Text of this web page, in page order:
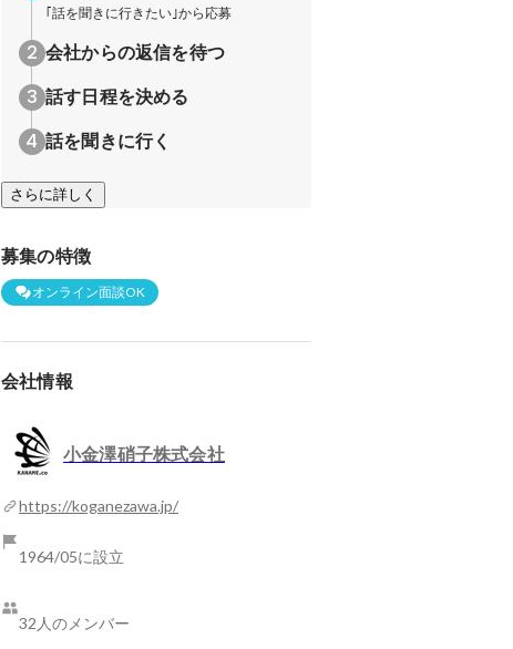
｢話を聞きに行きたい｣から応募
会社からの返信を待つ
話す日程を決める
話を聞きに行く
さらに詳しく
募集の特徴
オンライン面談OK
会社情報
小金澤硝子株式会社
https://koganezawa.jp/
1964/05に設立
32人のメンバー